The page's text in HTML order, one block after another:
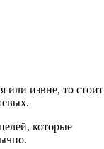
или извне, то стоит
которые